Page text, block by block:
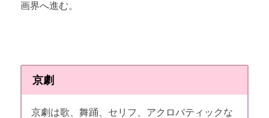
画界へ進む。
京劇
京劇は歌、舞踊、セリフ、アクロバティックな